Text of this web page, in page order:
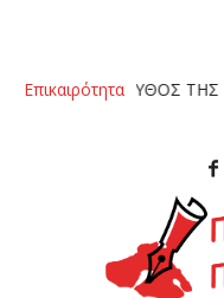
Επικαιρότητα
ΜΥΘΟΣ ΤΗΣ ΝΥΦΙΔΑΣ…